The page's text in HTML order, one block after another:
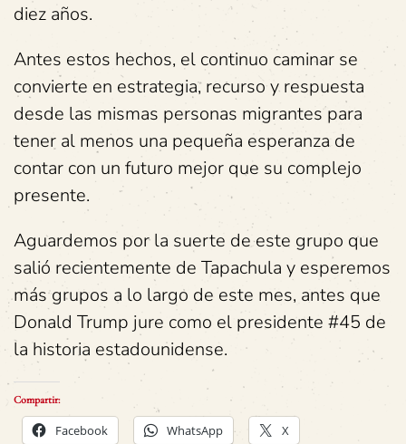
diez años.
Antes estos hechos, el continuo caminar se
convierte en estrategia, recurso y respuesta
desde las mismas personas migrantes para
tener al menos una pequeña esperanza de
contar con un futuro mejor que su complejo
presente.
Aguardemos por la suerte de este grupo que
salió recientemente de Tapachula y esperemos
más grupos a lo largo de este mes, antes que
Donald Trump jure como el presidente #45 de
la historia estadounidense.
Compartir:
Facebook WhatsApp X